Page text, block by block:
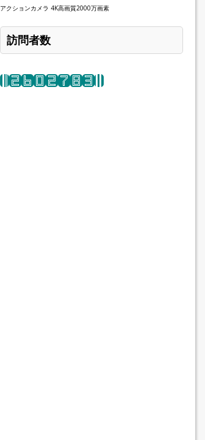
アクションカメラ 4K高画質2000万画素
訪問者数